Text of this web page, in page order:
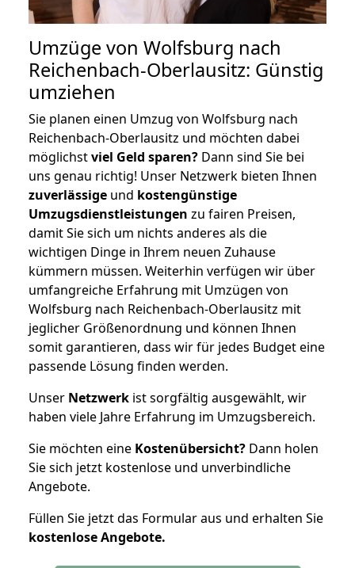
Umzüge von Wolfsburg nach
Reichenbach-Oberlausitz: Günstig
umziehen
Sie planen einen Umzug von Wolfsburg nach
Reichenbach-Oberlausitz und möchten dabei
möglichstviel Geld sparen? Dann sind Sie bei
uns genau richtig! Unser Netzwerk bieten Ihnen
zuverlässige und kostengünstige
Umzugsdienstleistungen zu fairen Preisen,
damit Sie sich um nichts anderes als die
wichtigen Dinge in Ihrem neuen Zuhause
kümmern müssen. Weiterhin verfügen wir über
umfangreiche Erfahrung mit Umzügen von
Wolfsburg nach Reichenbach-Oberlausitz mit
jeglicher Größenordnung und können Ihnen
somit garantieren, dass wir für jedes Budget eine
passende Lösung finden werden.
Unser Netzwerk ist sorgfältig ausgewählt, wir
haben viele Jahre Erfahrung im Umzugsbereich.
Sie möchten eine Kostenübersicht? Dann holen
Sie sich jetzt kostenlose und unverbindliche
Angebote.
Füllen Sie jetzt das Formular aus und erhalten Sie
kostenloseAngebote.